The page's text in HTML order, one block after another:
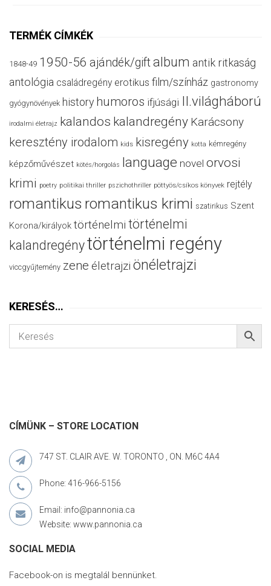
TERMÉK CÍMKÉK
1848-49 1950-56 ajándék/giftalbum antik ritkaság
antológia családregény erotikus film/színház gastronomy
gyógynövények history humoros ifjúsági II.világháború
irodalmi életrajz kalandos kalandregény Karácsony
keresztény irodalom kids kisregény kotta kémregény
képzőművészet kötés/horgolás language novel orvosi
krimi poetry politikai thriller pszichothriller pöttyös/csíkos könyvek rejtély
romantikus romantikus krimi szatirikus Szent
Korona/királyok történelmi történelmi
kalandregénytörténelmi regény
viccgyűjtemény zene életrajzi önéletrajzi
KERESÉS…
CÍMÜNK – STORE LOCATION
747 ST. CLAIR AVE. W. TORONTO , ON. M6C 4A4
Phone: 416-966-5156
Email: info@pannonia.ca
Website: www.pannonia.ca
SOCIAL MEDIA
Facebook-on is megtalál bennünket.